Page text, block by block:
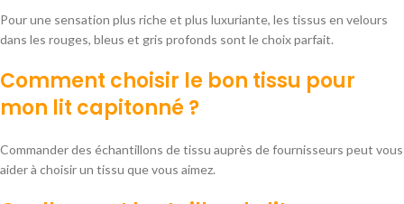
Pour une sensation plus riche et plus luxuriante, les tissus en velours
dans les rouges, bleus et gris profonds sont le choix parfait.
Comment choisir le bon tissu pour
mon lit capitonné ?
Commander des échantillons de tissu auprès de fournisseurs peut vous
aider à choisir un tissu que vous aimez.